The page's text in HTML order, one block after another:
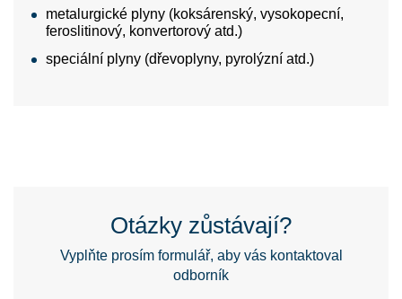
metalurgické plyny (koksárenský, vysokopecní,
feroslitinový, konvertorový atd.)
speciální plyny (dřevoplyny, pyrolýzní atd.)
Otázky zůstávají?
Vyplňte prosím formulář, aby vás kontaktoval
odborník